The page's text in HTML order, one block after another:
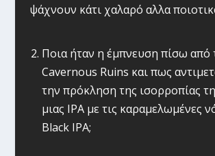
ψάχνουν κάτι χαλαρό αλλα
Ποια ήταν η έμπνευση πίσω από
Cavernous Ruins και πως
την πρόκληση της ισορροπίας
μιας IPA με τις καραμελωμένες
Black IPA;